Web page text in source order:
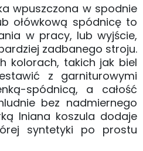
wpuszczona w spodnie
ołówkową spódnicę to
w pracy, lub wyjście,
zadbanego stroju.
kolorach, takich jak biel
z garniturowymi
spódnicą, a całość
bez nadmiernego
lniana koszula dodaje
syntetyki po prostu